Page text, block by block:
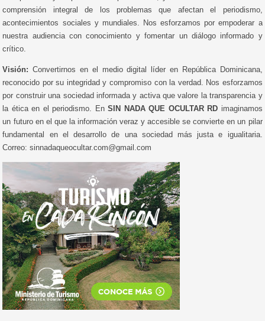
comprensión integral de los problemas que afectan el periodismo,
acontecimientos sociales y mundiales. Nos esforzamos por empoderar a
nuestra audiencia con conocimiento y fomentar un diálogo informado y
crítico.
Visión: Convertirnos en el medio digital líder en República Dominicana,
reconocido por su integridad y compromiso con la verdad. Nos esforzamos
por construir una sociedad informada y activa que valore la transparencia y
la ética en el periodismo. EnSIN NADA QUE OCULTAR RD imaginamos
un futuro en el que la información veraz y accesible se convierte en un pilar
fundamental en el desarrollo de una sociedad más justa e igualitaria.
Correo: sinnadaqueocultar.com@gmail.com